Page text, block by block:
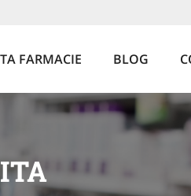
FARMACIE BLOG